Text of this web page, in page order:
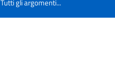
Tutti gli argomenti...